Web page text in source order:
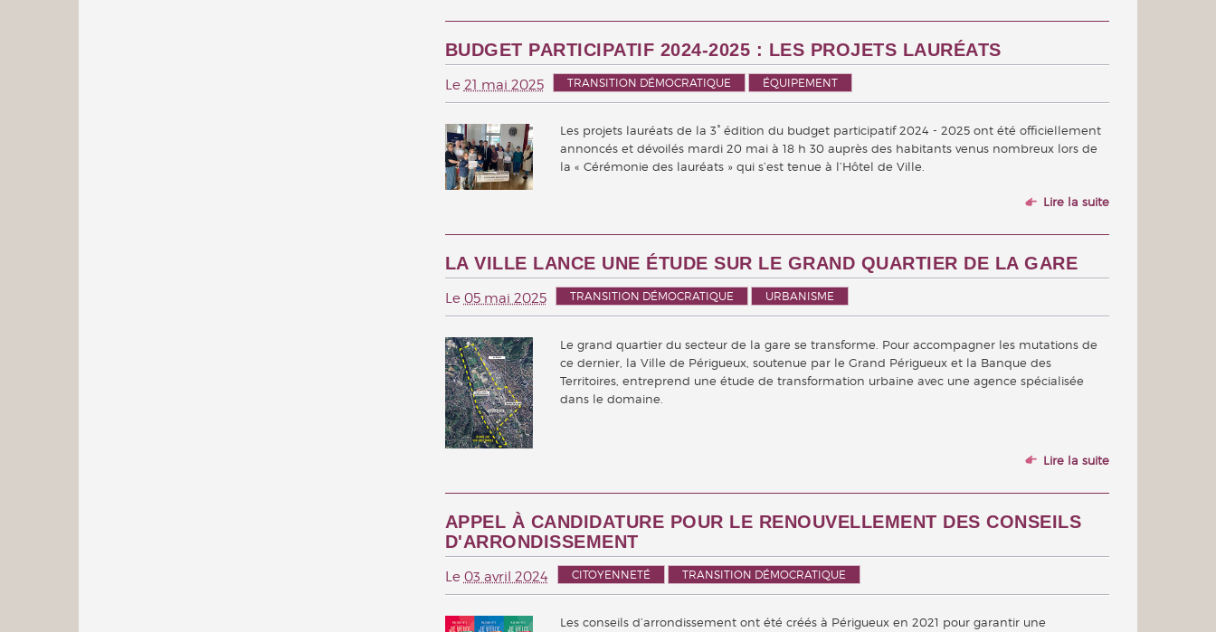
BUDGET PARTICIPATIF 2024-2025 : LES PROJETS LAURÉATS
Le 21 mai 2025 TRANSITION DÉMOCRATIQUE ÉQUIPEMENT
Les projets lauréats de la 3° édition du budget participatif 2024 - 2025 ont été officiellement
annoncés et dévoilés mardi 20 mai à 18 h 30 auprès des habitants venus nombreux lors de
la « Cérémonie des lauréats » qui s’est tenue à l’Hôtel de Ville.
Lire la suite
LA VILLE LANCE UNE ÉTUDE SUR LE GRAND QUARTIER DE LA GARE
Le 05 mai 2025 TRANSITION DÉMOCRATIQUE URBANISME
Le grand quartier du secteur de la gare se transforme. Pour accompagner les mutations de
ce dernier, la Ville de Périgueux, soutenue par le Grand Périgueux et la Banque des
Territoires, entreprend une étude de transformation urbaine avec une agence spécialisée
dans le domaine.
Lire la suite
APPEL À CANDIDATURE POUR LE RENOUVELLEMENT DES CONSEILS
D'ARRONDISSEMENT
Le 03 avril 2024 CITOYENNETÉ TRANSITION DÉMOCRATIQUE
Les conseils d’arrondissement ont été créés à Périgueux en 2021 pour garantir une